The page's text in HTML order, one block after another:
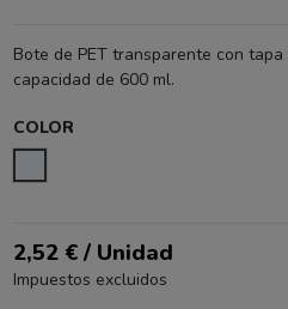
Bote de PET transparente con
capacidad de 600 ml.
COLOR
2,52 € / Unidad
Impuestos excluidos